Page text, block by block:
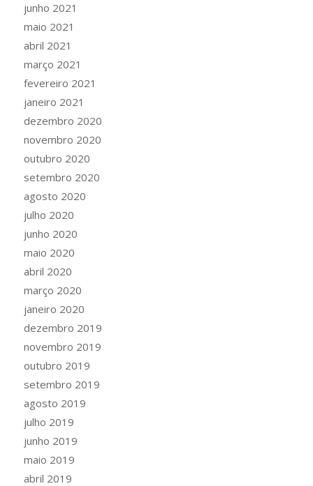
junho 2021
maio 2021
abril 2021
março 2021
fevereiro 2021
janeiro 2021
dezembro 2020
novembro 2020
outubro 2020
setembro 2020
agosto 2020
julho 2020
junho 2020
maio 2020
abril 2020
março 2020
janeiro 2020
dezembro 2019
novembro 2019
outubro 2019
setembro 2019
agosto 2019
julho 2019
junho 2019
maio 2019
abril 2019